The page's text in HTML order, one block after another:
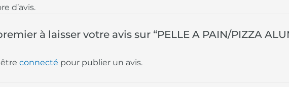
d’avis.
à laisser votre avis sur “PELLE A PAIN/PIZZA
connecté pour publier un avis.